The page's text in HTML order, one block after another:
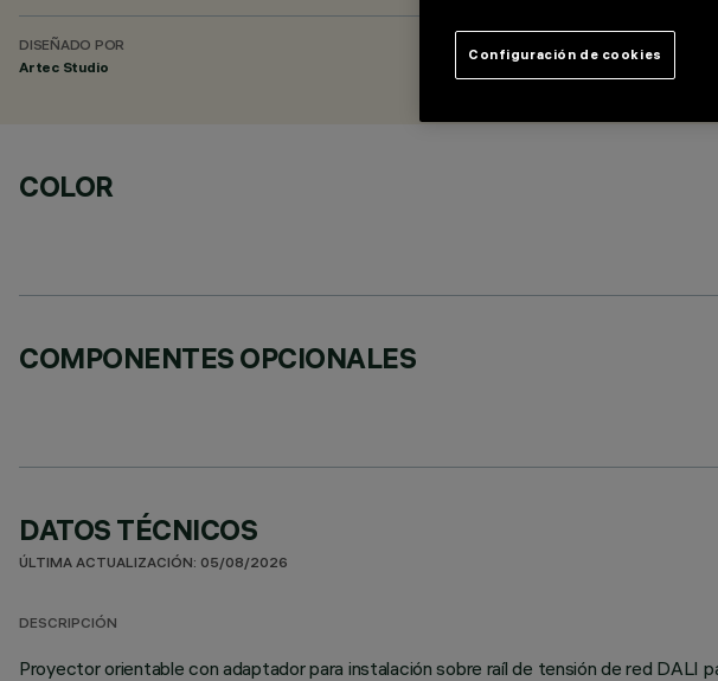
DISEÑADO POR
Artec Studio
COLOR
COMPONENTES OPCIONALES
DATOS TÉCNICOS
ÚLTIMA ACTUALIZACIÓN: 05/08/2026
DESCRIPCIÓN
Proyector orientable con adaptador para instalación sobre raíl de tensión de red
Configuración de cookies